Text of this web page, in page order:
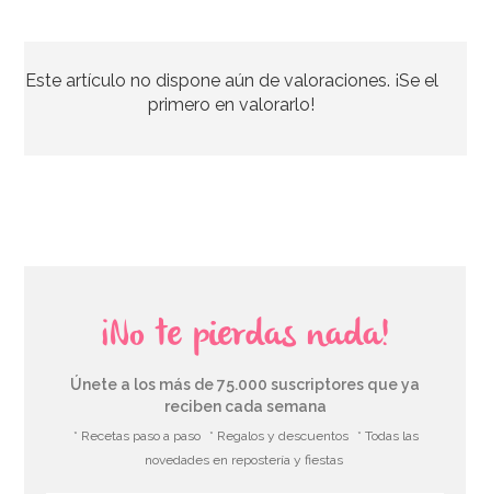
64,95€ 54,55€
Este artículo no dispone aún de valoraciones. ¡Se el
primero en valorarlo!
¡No te pierdas nada!
Únete a los más de 75.000 suscriptores que ya
reciben cada semana
* Recetas paso a paso * Regalos y descuentos
* Todas las
novedades en repostería y fiestas